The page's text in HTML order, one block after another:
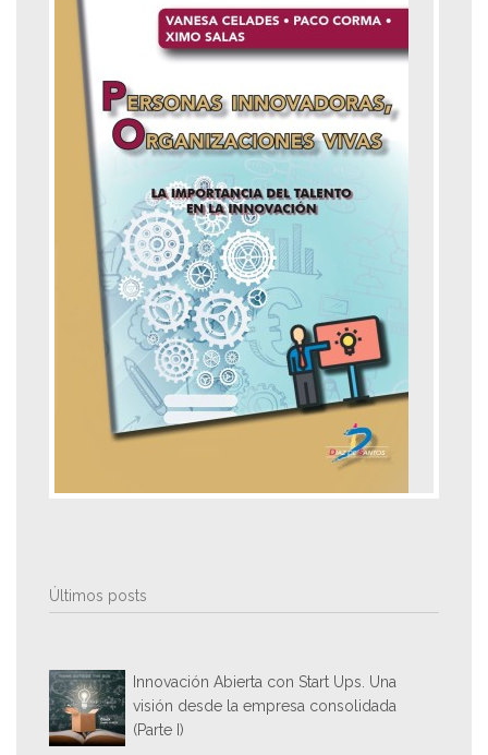
Últimos posts
Innovación Abierta con Start Ups. Una
visión desde la empresa consolidada
(Parte I)